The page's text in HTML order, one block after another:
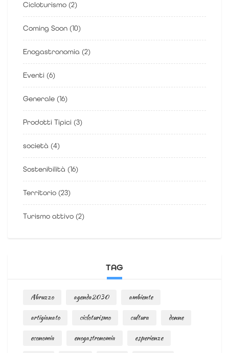
Cicloturismo (2)
Coming Soon (10)
Enogastronomia (2)
Eventi (6)
Generale (16)
Prodotti Tipici (3)
società (4)
Sostenibilità (16)
Territorio (23)
Turismo attivo (2)
TAG
Abruzzo agenda2030 ambiente
artigianato cicloturismo cultura donne
economia enogastronomia esperienze